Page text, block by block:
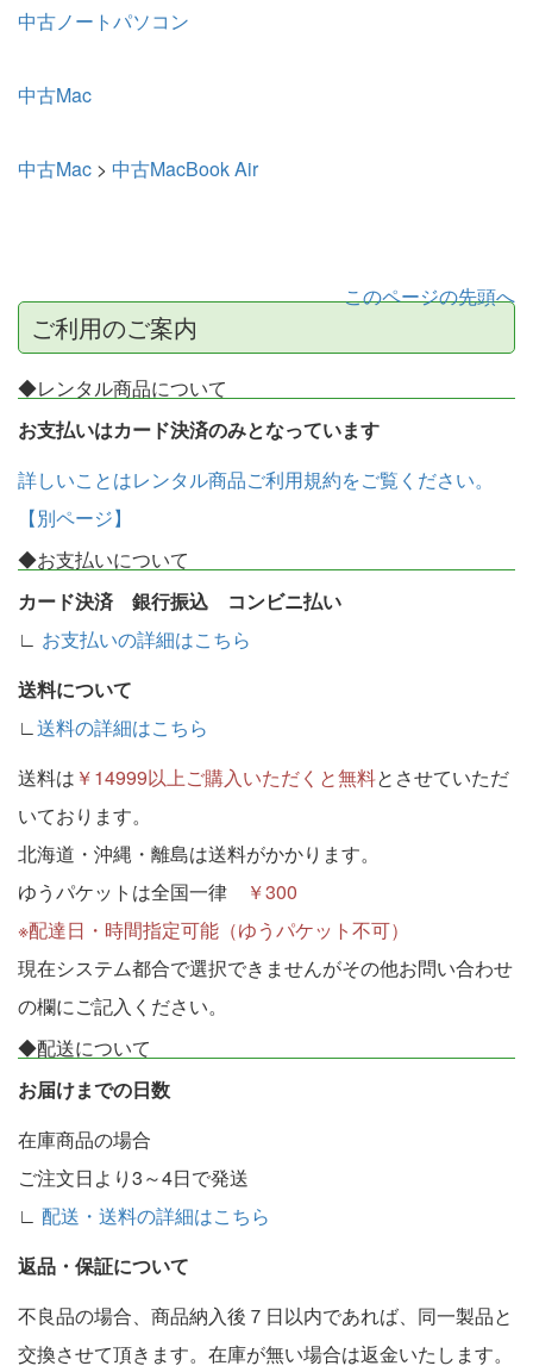
中古ノートパソコン
中古Mac
中古Mac > 中古MacBook Air
このページの先頭へ
ご利用のご案内
◆レンタル商品について
お支払いはカード決済のみとなっています
詳しいことはレンタル商品ご利用規約をご覧ください。
【別ページ】
◆お支払いについて
カード決済 銀行振込 コンビニ払い
∟ お支払いの詳細はこちら
送料について
∟送料の詳細はこちら
送料は ￥14999以上ご購入いただくと無料とさせていただ
いております。
北海道・沖縄・離島は送料がかかります。
ゆうパケットは全国一律
￥300
※配達日・時間指定可能（ゆうパケット不可）
現在システム都合で選択できませんがその他お問い合わせ
の欄にご記入ください。
◆配送について
お届けまでの日数
在庫商品の場合
ご注文日より3～4日で発送
∟ 配送・送料の詳細はこちら
返品・保証について
不良品の場合、商品納入後７日以内であれば、同一製品と
交換させて頂きます。在庫が無い場合は返金いたします。